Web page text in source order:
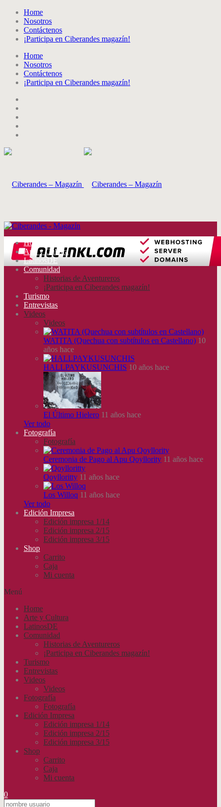
Home
Nosotros
Contáctenos
¡Participa en Ciberandes magazín!
Home
Nosotros
Contáctenos
¡Participa en Ciberandes magazín!
Home
Arte y Cultura
LatinosDE
Comunidad
Historias de Aventureros
¡Participa en Ciberandes magazín!
Turismo
Entrevistas
Videos
Videos
WATITA (Quechua con subtítulos en Castellano) 10
años hace
HALLPAYKUSUNCHIS 10 años hace
El Último Hielero 11 años hace
Ver todo
Fotografía
Fotografía
Ceremonia de Pago al Apu Qoyllority 11 años hace
Qoylloritty 11 años hace
Los Willoq 11 años hace
Ver todo
Edición Impresa
Edición impresa 1/14
Edición impresa 2/15
Edición impresa 3/15
Shop
Carrito
Caja
Mi cuenta
Menú
Home
Arte y Cultura
LatinosDE
Comunidad
Historias de Aventureros
¡Participa en Ciberandes magazín!
Turismo
Entrevistas
Videos
Videos
Fotografía
Fotografía
Edición Impresa
Edición impresa 1/14
Edición impresa 2/15
Edición impresa 3/15
Shop
Carrito
Caja
Mi cuenta
0